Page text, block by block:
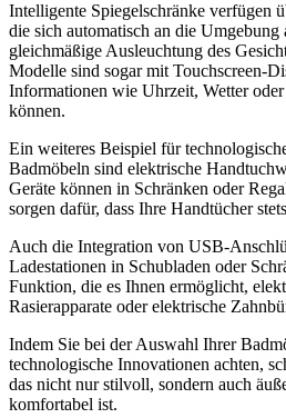
Intelligente Spiegelschränke verfügen
die sich automatisch an die Umgebung
gleichmäßige Ausleuchtung des
Modelle sind sogar mit Touchscreen-
Informationen wie Uhrzeit, Wetter
können.
Ein weiteres Beispiel für
Badmöbeln sind elektrische
Geräte können in Schränken oder
sorgen dafür, dass Ihre Handtücher
Auch die Integration von USB-
Ladestationen in Schubladen oder
Funktion, die es Ihnen ermöglicht,
Rasierapparate oder elektrische
Indem Sie bei der Auswahl Ihrer
technologische Innovationen achten,
das nicht nur stilvoll, sondern auch
komfortabel ist.